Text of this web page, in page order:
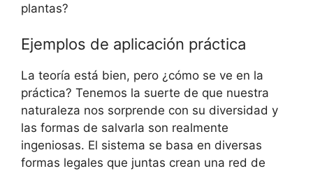
plantas?
Ejemplos de aplicación práctica
La teoría está bien, pero ¿cómo se ve en la
práctica? Tenemos la suerte de que nuestra
naturaleza nos sorprende con su diversidad y
las formas de salvarla son realmente
ingeniosas. El sistema se basa en diversas
formas legales que juntas crean una red de